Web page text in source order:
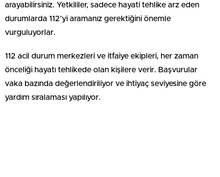
arayabilirsiniz. Yetkililer, sadece hayati tehlike arz eden
durumlarda 112’yi aramanız gerektiğini önemle
vurguluyorlar.
112 acil durum merkezleri ve itfaiye ekipleri, her zaman
önceliği hayatı tehlikede olan kişilere verir. Başvurular
vaka bazında değerlendiriliyor ve ihtiyaç seviyesine göre
yardım sıralaması yapılıyor.